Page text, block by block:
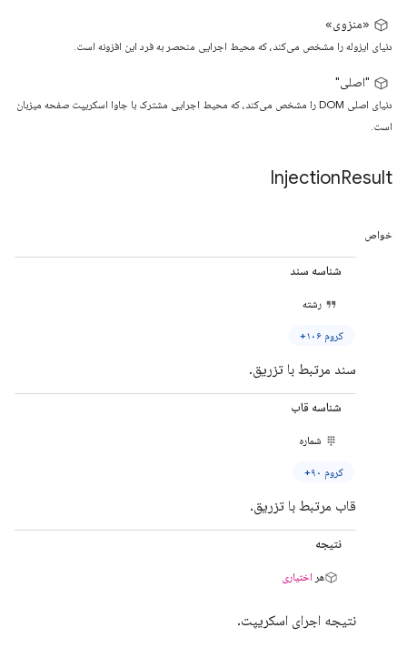
«منزوی»
دنیای ایزوله را مشخص می‌کند، که محیط اجرایی منحصر به فرد این افزونه است.
"اصلی"
دنیای اصلی DOM را مشخص می‌کند، که محیط اجرایی مشترک با جاوا اسکریپت صفحه میزبان
است.
InjectionResult
خواص
شناسه سند
رشته
کروم ۱۰۶+
سند مرتبط با تزریق.
شناسه قاب
شماره
کروم ۹۰+
قاب مرتبط با تزریق.
نتیجه
هر اختیاری
نتیجه اجرای اسکریپت.